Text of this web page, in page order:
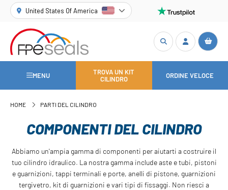
United States Of America
MENU
TROVA UN KIT
CILINDRO
ORDINE VELOCE
HOME PARTI DEL CILINDRO
COMPONENTI DEL CILINDRO
Abbiamo un'ampia gamma di componenti per aiutarti a costruire il
tuo cilindro idraulico. La nostra gamma include aste e tubi, pistoni
e guarnizioni, tappi terminali e porte, anelli di pistone, guarnizioni
tergivetro, kit di guarnizioni e vari tipi di fissaggi. Non riesci a